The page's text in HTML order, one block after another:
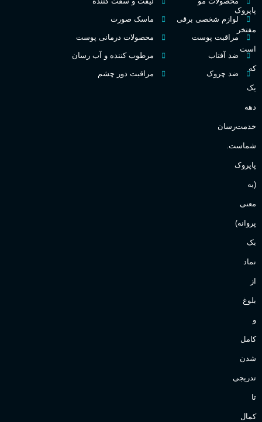
اکسترکت دو پرفیوم
گروه بویایی میوه ای
مناسب برای
آقایان
پاپروک
مفتخر
است
که
یک
دهه
خدمت‌رسان
شماست.
پاپروک
(به
معنی
پروانه)
یک
نماد
از
بلوغ
و
کامل
شدن
تدریجی
تا
کمال
لوازم شخصی برقی
مراقبت پوست
ضد آفتاب
ضد چروک
ماسک صورت
محصولات درمانی پوست
مرطوب کننده و آب رسان
مراقبت دور چشم